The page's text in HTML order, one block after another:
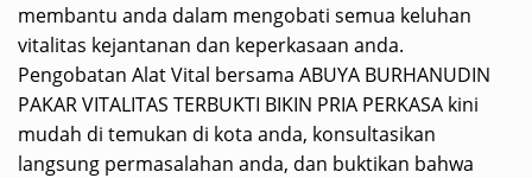
membantu anda dalam mengobati semua keluhan
vitalitas kejantanan dan keperkasaan anda.
Pengobatan Alat Vital bersama ABUYA BURHANUDIN
PAKAR VITALITAS TERBUKTI BIKIN PRIA PERKASA kini
mudah di temukan di kota anda, konsultasikan
langsung permasalahan anda, dan buktikan bahwa